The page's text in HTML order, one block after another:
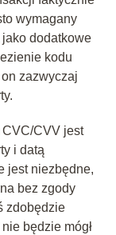
wymagany
dodatkowe
kodu
zazwyczaj
CVV jest
i datą
jest niezbędne,
bez zgody
zdobędzie
będzie mógł